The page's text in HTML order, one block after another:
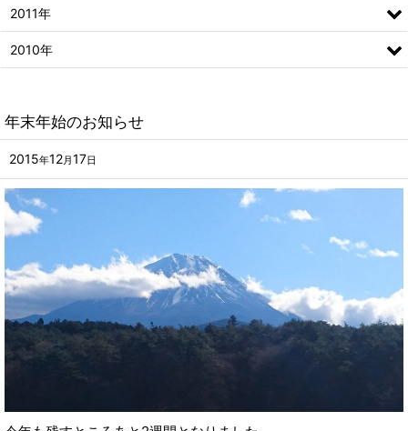
年末年始のお知らせ
2015年12月17日
2011年
2010年